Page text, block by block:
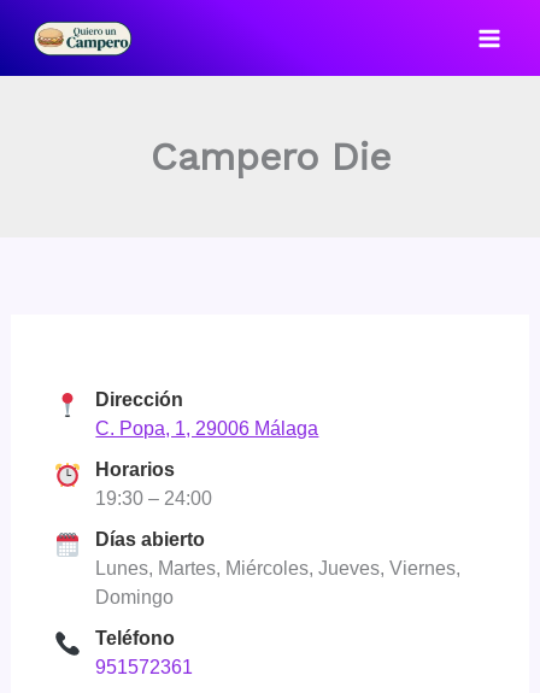
contenido
Campero Die
Dirección
C. Popa, 1, 29006 Málaga
Horarios
19:30 – 24:00
Días abierto
Lunes, Martes, Miércoles, Jueves, Viernes,
Domingo
Teléfono
951572361